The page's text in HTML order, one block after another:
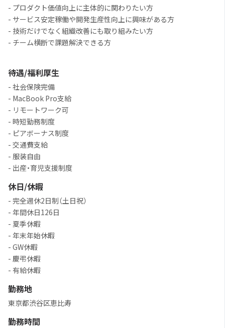
- プロダクト価値向上に主体的に関わりたい方
- サービス安定稼働や開発生産性向上に興味がある方
- 技術だけでなく組織改善にも取り組みたい方
- チーム横断で課題解決できる方
待遇/福利厚生
- 社会保険完備
- MacBook Pro支給
- リモートワーク可
- 時短勤務制度
- ピアボーナス制度
- 交通費支給
- 服装自由
- 出産・育児支援制度
休日/休暇
- 完全週休2日制（土日祝）
- 年間休日126日
- 夏季休暇
- 年末年始休暇
- GW休暇
- 慶弔休暇
- 有給休暇
勤務地
東京都渋谷区恵比寿
勤務時間